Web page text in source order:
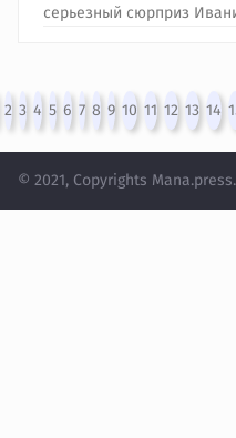
серьезный сюрприз
2 3 4 5 6 7 8 9 10 11 12 13 14
© 2021, Copyrights